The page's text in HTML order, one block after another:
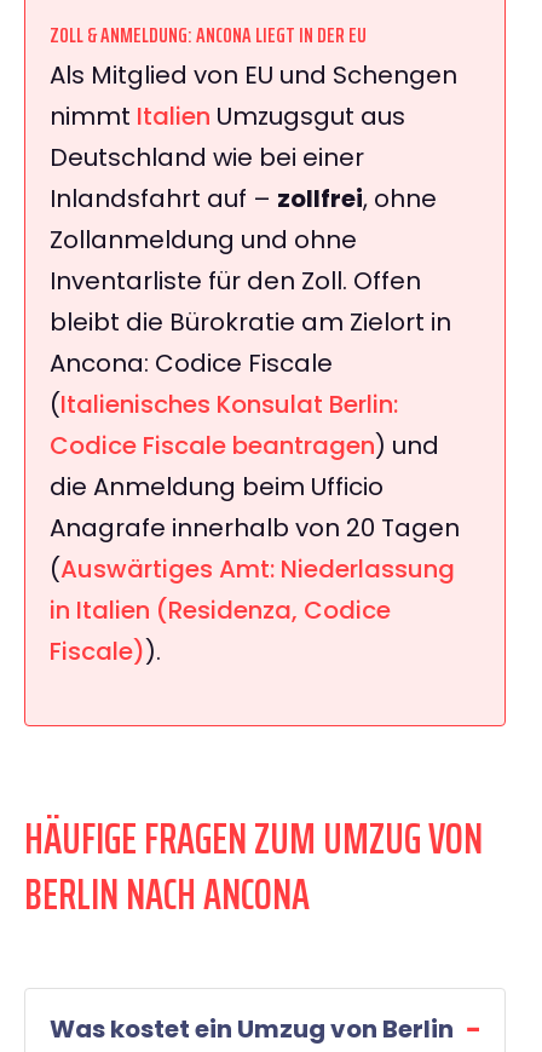
ZOLL & ANMELDUNG: ANCONA LIEGT IN DER EU
Als Mitglied von EU und Schengen
nimmt Italien Umzugsgut aus
Deutschland wie bei einer
Inlandsfahrt auf – zollfrei, ohne
Zollanmeldung und ohne
Inventarliste für den Zoll. Offen
bleibt die Bürokratie am Zielort in
Ancona: Codice Fiscale
(Italienisches Konsulat Berlin:
Codice Fiscale beantragen) und
die Anmeldung beim Ufficio
Anagrafe innerhalb von 20 Tagen
(Auswärtiges Amt: Niederlassung
in Italien (Residenza, Codice
Fiscale)).
HÄUFIGE FRAGEN ZUM UMZUG VON
BERLIN NACH ANCONA
Was kostet ein Umzug von Berlin